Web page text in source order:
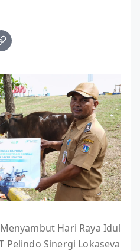
Hari Raya Idul
Pelindo Sinergi Lokaseva